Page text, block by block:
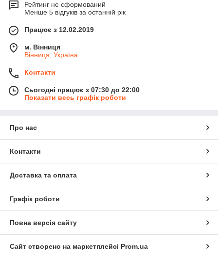
Рейтинг не сформований
Менше 5 відгуків за останній рік
Працює з 12.02.2019
м. Вінниця
Вінниця, Україна
Контакти
Сьогодні працює з 07:30 до 22:00
Показати весь графік роботи
Про нас
Контакти
Доставка та оплата
Графік роботи
Повна версія сайту
Сайт створено на маркетплейсі Prom.ua